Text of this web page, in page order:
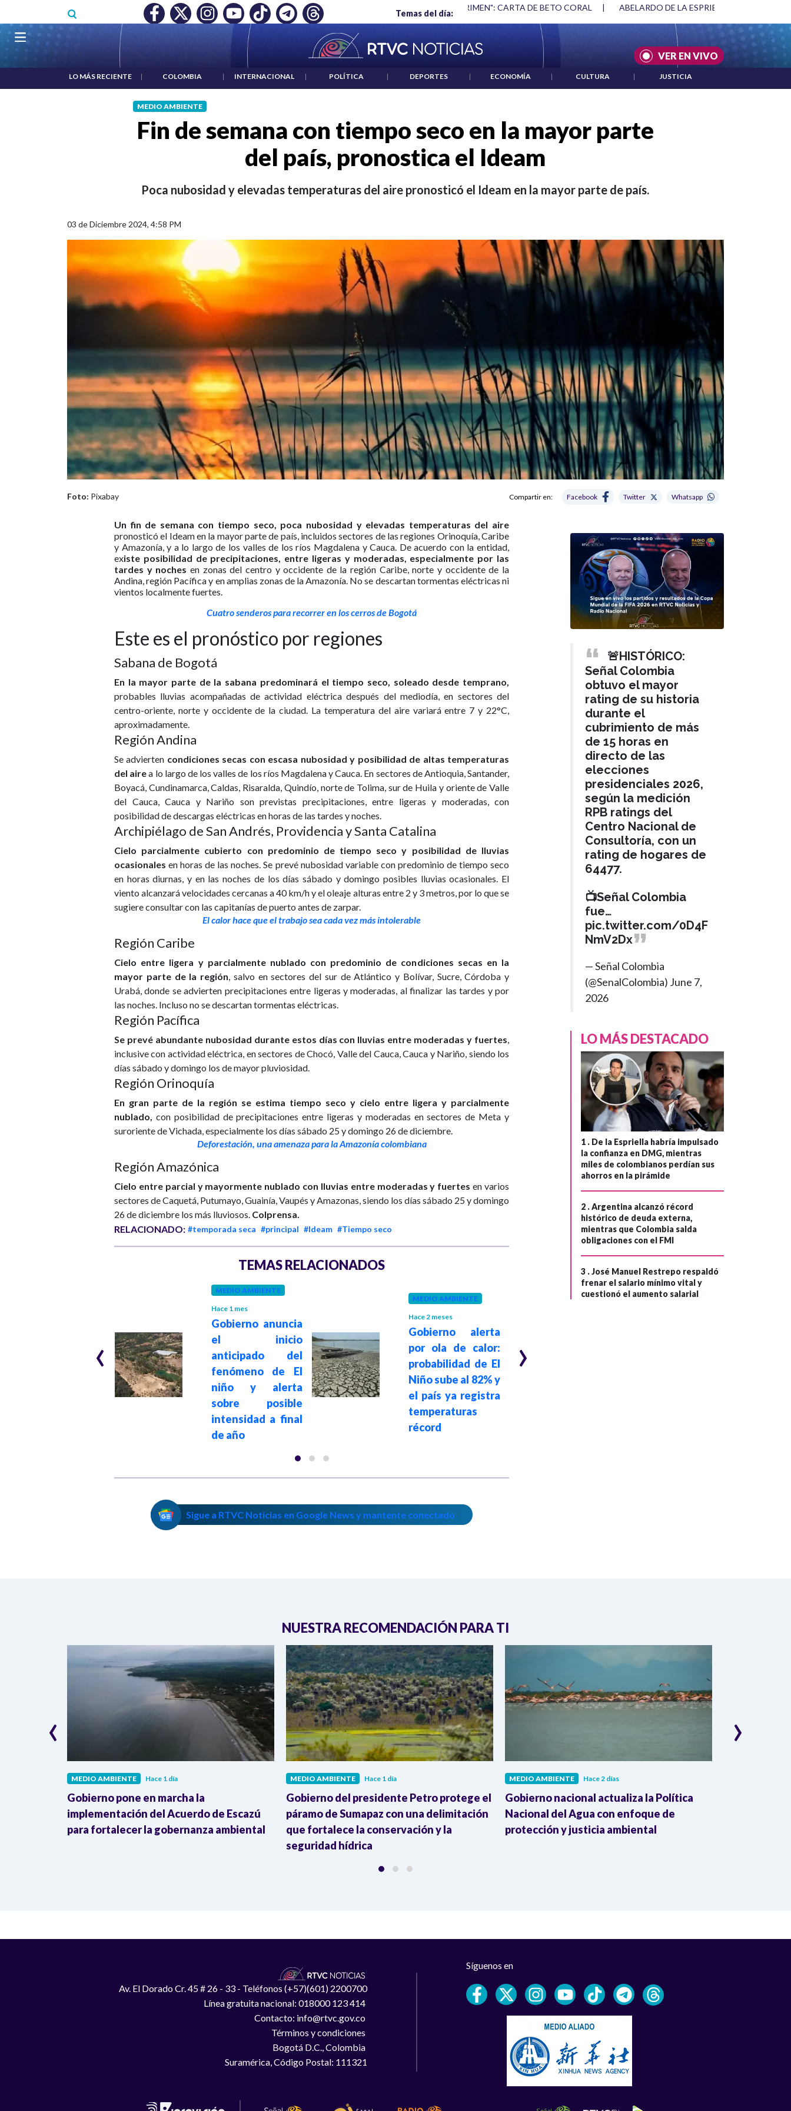
Temas del día:
MÍNIMO NO DESTRUYÓ EMPLEO: JP MORGAN | "HABLAR NO ES UN CRIMEN": CARTA DE BETO CORAL ABELARDO DE LA ESPRIELLA Y DMG | ACUERDOS ENTRE ESTADOS UNIDOS E
VER EN VIVO
Navegación principal
LO MÁS RECIENTE | COLOMBIA | INTERNACIONAL | POLÍTICA | DEPORTES | ECONOMÍA | CULTURA | JUSTICIA
MEDIO AMBIENTE
Fin de semana con tiempo seco en la mayor parte
del país, pronostica el Ideam
Poca nubosidad y elevadas temperaturas del aire pronosticó el Ideam en la mayor parte de país.
03 de Diciembre 2024, 4:58 PM
Foto: Pixabay Compartir en: Facebook Twitter Whatsapp
Un fin de semana con tiempo seco, poca nubosidad y elevadas temperaturas del aire
pronosticó el Ideam en la mayor parte de país, incluidos sectores de las regiones Orinoquía, Caribe
y Amazonía, y a lo largo de los valles de los ríos Magdalena y Cauca. De acuerdo con la entidad,
existe posibilidad de precipitaciones, entre ligeras y moderadas, especialmente por las
tardes y noches en zonas del centro y occidente de la región Caribe, norte y occidente de la
Andina, región Pacífica y en amplias zonas de la Amazonía. No se descartan tormentas eléctricas ni
vientos localmente fuertes.
Cuatro senderos para recorrer en los cerros de Bogotá
Este es el pronóstico por regiones
Sabana de Bogotá
En la mayor parte de la sabana predominará el tiempo seco, soleado desde temprano,
probables lluvias acompañadas de actividad eléctrica después del mediodía, en sectores del
centro-oriente, norte y occidente de la ciudad. La temperatura del aire variará entre 7 y 22°C,
aproximadamente.
Región Andina
Se advierten condiciones secas con escasa nubosidad y posibilidad de altas temperaturas
del airea lo largo de los valles de los ríos Magdalena y Cauca. En sectores de Antioquia, Santander,
Boyacá, Cundinamarca, Caldas, Risaralda, Quindío, norte de Tolima, sur de Huila y oriente de Valle
del Cauca, Cauca y Nariño son previstas precipitaciones, entre ligeras y moderadas, con
posibilidad de descargas eléctricas en horas de las tardes y noches.
Archipiélago de San Andrés, Providencia y Santa Catalina
Cielo parcialmente cubierto con predominio de tiempo seco y posibilidad de lluvias
ocasionales en horas de las noches. Se prevé nubosidad variable con predominio de tiempo seco
en horas diurnas, y en las noches de los días sábado y domingo posibles lluvias ocasionales. El
viento alcanzará velocidades cercanas a 40 km/h y el oleaje alturas entre 2 y 3 metros, por lo que se
sugiere consultar con las capitanías de puerto antes de zarpar.
El calor hace que el trabajo sea cada vez más intolerable
Región Caribe
Cielo entre ligera y parcialmente nublado con predominio de condiciones secas en la
mayor parte de la región, salvo en sectores del sur de Atlántico y Bolívar, Sucre, Córdoba y
Urabá, donde se advierten precipitaciones entre ligeras y moderadas, al finalizar las tardes y por
las noches. Incluso no se descartan tormentas eléctricas.
Región Pacífica
Se prevé abundante nubosidad durante estos días con lluvias entre moderadas y fuertes,
inclusive con actividad eléctrica, en sectores de Chocó, Valle del Cauca, Cauca y Nariño, siendo los
días sábado y domingo los de mayor pluviosidad.
Región Orinoquía
En gran parte de la región se estima tiempo seco y cielo entre ligera y parcialmente
nublado, con posibilidad de precipitaciones entre ligeras y moderadas en sectores de Meta y
suroriente de Vichada, especialmente los días sábado 25 y domingo 26 de diciembre.
Deforestación, una amenaza para la Amazonía colombiana
Región Amazónica
Cielo entre parcial y mayormente nublado con lluvias entre moderadas y fuertes en varios
sectores de Caquetá, Putumayo, Guainía, Vaupés y Amazonas, siendo los días sábado 25 y domingo
26 de diciembre los más lluviosos. Colprensa.
RELACIONADO: #temporada seca #principal #Ideam #Tiempo seco
TEMAS RELACIONADOS
lluvias en
MEDIO AMBIENTE
Hace 1 mes
Gobierno anuncia
el inicio
anticipado del
fenómeno de El
niño y alerta
sobre posible
intensidad a final
de año
MEDIO AMBIENTE
Hace 2 meses
Gobierno alerta
por ola de calor:
probabilidad de El
Niño sube al 82% y
el país ya registra
temperaturas
récord
‹ ›
Sigue a RTVC Noticias en Google News y mantente conectado
🚨HISTÓRICO:
Señal Colombia
obtuvo el mayor
rating de su historia
durante el
cubrimiento de más
de 15 horas en
directo de las
elecciones
presidenciales 2026,
según la medición
RPB ratings del
Centro Nacional de
Consultoría, con un
rating de hogares de
64477.
📺Señal Colombia
fue…
pic.twitter.com/0D4F
NmV2Dx
— Señal Colombia
(@SenalColombia) June 7,
2026
LO MÁS DESTACADO
1 . De la Espriella habría impulsado
la confianza en DMG, mientras
miles de colombianos perdían sus
ahorros en la pirámide
2 .Argentina alcanzó récord
histórico de deuda externa,
mientras que Colombia salda
obligaciones con el FMI
3 .José Manuel Restrepo respaldó
frenar el salario mínimo vital y
cuestionó el aumento salarial
NUESTRA RECOMENDACIÓN PARA TI
MEDIO AMBIENTE Hace 1 día
Gobierno pone en marcha la
implementación del Acuerdo de Escazú
para fortalecer la gobernanza ambiental
MEDIO AMBIENTE Hace 1 día
Gobierno del presidente Petro protege el
páramo de Sumapaz con una delimitación
que fortalece la conservación y la
seguridad hídrica
MEDIO AMBIENTE Hace 2 días
Gobierno nacional actualiza la Política
Nacional del Agua con enfoque de
protección y justicia ambiental
‹ ›
Av. El Dorado Cr. 45 # 26 - 33 - Teléfonos (+57)(601) 2200700
Línea gratuita nacional: 018000 123 414
Contacto: info@rtvc.gov.co
Términos y condiciones
Bogotá D.C., Colombia
Suramérica, Código Postal: 111321
Síguenos en